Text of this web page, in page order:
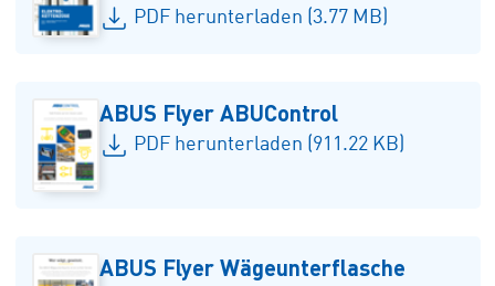
PDF herunterladen (3.77 MB)
ABUS Flyer ABUControl
PDF herunterladen (911.22 KB)
ABUS Flyer Wägeunterflasche